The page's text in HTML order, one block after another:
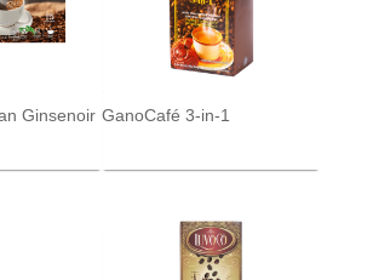
Ginsenoir GanoCafé 3‑in‑1